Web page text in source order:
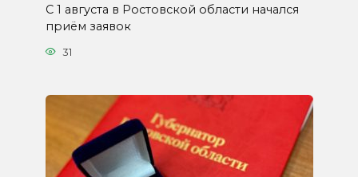
С 1 августа в Ростовской области начался
приём заявок
31